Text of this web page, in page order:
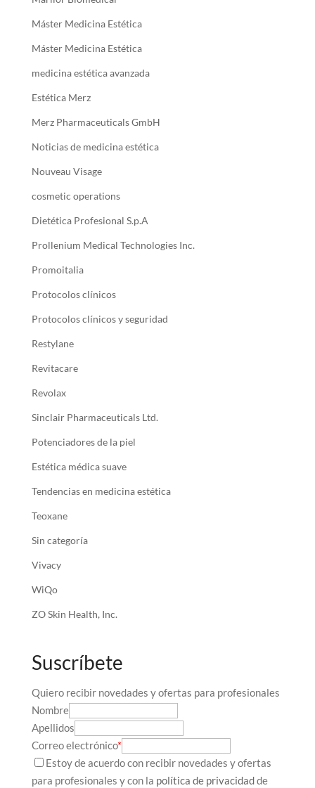
Máster Medicina Estética
Máster Medicina Estética
medicina estética avanzada
Estética Merz
Merz Pharmaceuticals GmbH
Noticias de medicina estética
Nouveau Visage
cosmetic operations
Dietética Profesional S.p.A
Prollenium Medical Technologies Inc.
Promoitalia
Protocolos clínicos
Protocolos clínicos y seguridad
Restylane
Revitacare
Revolax
Sinclair Pharmaceuticals Ltd.
Potenciadores de la piel
Estética médica suave
Tendencias en medicina estética
Teoxane
Sin categoría
Vivacy
WiQo
ZO Skin Health, Inc.
Suscríbete
Quiero recibir novedades y ofertas para profesionales
Nombre
Apellidos
Correo electrónico*
Estoy de acuerdo con recibir novedades y ofertas
para profesionales y con la política de privacidadde